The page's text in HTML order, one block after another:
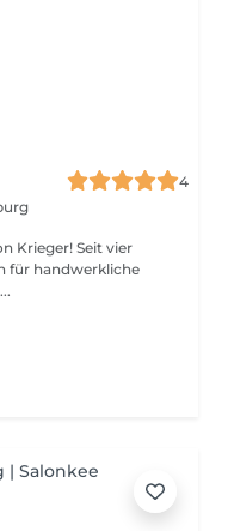
4
Krieger! Seit vier
für handwerkliche